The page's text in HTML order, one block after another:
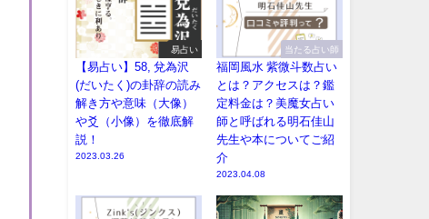
易占い
【易占い】58, 兌為沢
(だいたく)の卦辞の読み
解き方や意味（大像）
や爻（小像）を徹底解
説！
2023.03.26
当たる占い師
福岡風水 紫微斗数占い
とは？アクセスは？鑑
定料金は？美魔女占い
師と呼ばれる明石佳山
先生や本についてご紹
介
2023.04.08